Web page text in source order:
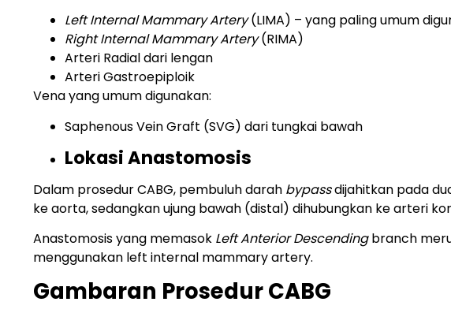
Left Internal Mammary Artery(LIMA) – yang paling umum
Right Internal Mammary Artery(RIMA)
Arteri Radial dari lengan
Arteri Gastroepiploik
Vena yang umum digunakan:
Saphenous Vein Graft (SVG) dari tungkai bawah
Lokasi Anastomosis
Dalam prosedur CABG, pembuluh darah bypassdijahitkan pada
ke aorta, sedangkan ujung bawah (distal) dihubungkan ke arteri
Anastomosis yang memasok Left Anterior Descendingbranch
menggunakan left internal mammary artery.
Gambaran Prosedur CABG